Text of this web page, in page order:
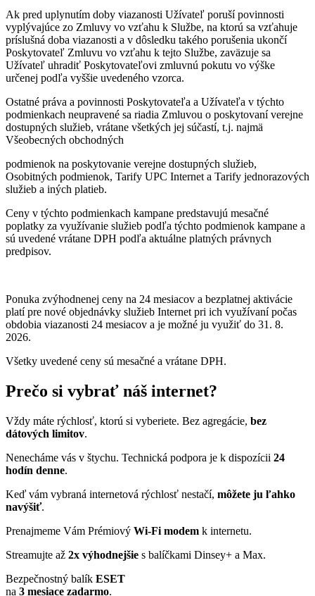
Ak pred uplynutím doby viazanosti Užívateľ poruší povinnosti
vyplývajúce zo Zmluvy vo vzťahu k Službe, na ktorú sa vzťahuje
príslušná doba viazanosti a v dôsledku takého porušenia ukončí
Poskytovateľ Zmluvu vo vzťahu k tejto Službe, zaväzuje sa
Užívateľ uhradiť Poskytovateľovi zmluvnú pokutu vo výške
určenej podľa vyššie uvedeného vzorca.
Ostatné práva a povinnosti Poskytovateľa a Užívateľa v týchto
podmienkach neupravené sa riadia Zmluvou o poskytovaní verejne
dostupných služieb, vrátane všetkých jej súčastí, t.j. najmä
Všeobecných obchodných
podmienok na poskytovanie verejne dostupných služieb,
Osobitných podmienok, Tarify UPC Internet a Tarify jednorazových
služieb a iných platieb.
Ceny v týchto podmienkach kampane predstavujú mesačné
poplatky za využívanie služieb podľa týchto podmienok kampane a
sú uvedené vrátane DPH podľa aktuálne platných právnych
predpisov.
Ponuka zvýhodnenej ceny na 24 mesiacov a bezplatnej aktivácie
platípre nové objednávky služieb Internet pri ich využívaní počas
obdobia viazanosti 24 mesiacov a je možné ju využiť do 31. 8.
2026.
Všetky uvedené ceny sú mesačné a vrátane DPH.
Prečo si vybrať náš internet?
Vždy máte rýchlosť, ktorú si vyberiete. Bez agregácie, bez
dátových limitov.
Nenecháme vás v štychu. Technická podpora je k dispozícii 24
hodín denne.
Keď vám vybraná internetová rýchlosť nestačí, môžete ju ľahko
navýšiť.
Prenajmeme Vám Prémiový Wi-Fi modem k internetu.
Streamujte až 2x výhodnejšie s balíčkami Dinsey+ a Max.
Bezpečnostný balík ESET
na 3 mesiace zadarmo.